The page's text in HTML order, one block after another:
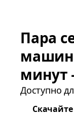
Пара
минут
Доступно